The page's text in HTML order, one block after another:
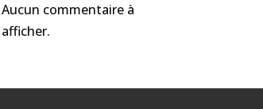
Aucun commentaire à
afficher.